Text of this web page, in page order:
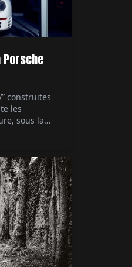
construites
les
sous la
la 959
il est
ce dont est